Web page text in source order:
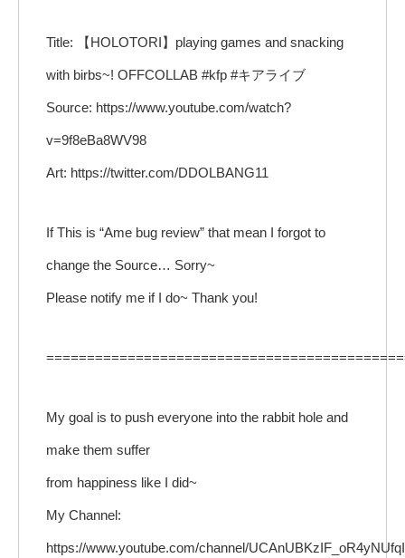
Title: 【HOLOTORI】playing games and snacking
with birbs~! OFFCOLLAB #kfp #キアライブ
Source: https://www.youtube.com/watch?
v=9f8eBa8WV98
Art: https://twitter.com/DDOLBANG11
If This is “Ame bug review” that mean I forgot to
change the Source… Sorry~
Please notify me if I do~ Thank you!
My goal is to push everyone into the rabbit hole and
make them suffer
from happiness like I did~
My Channel:
https://www.youtube.com/channel/